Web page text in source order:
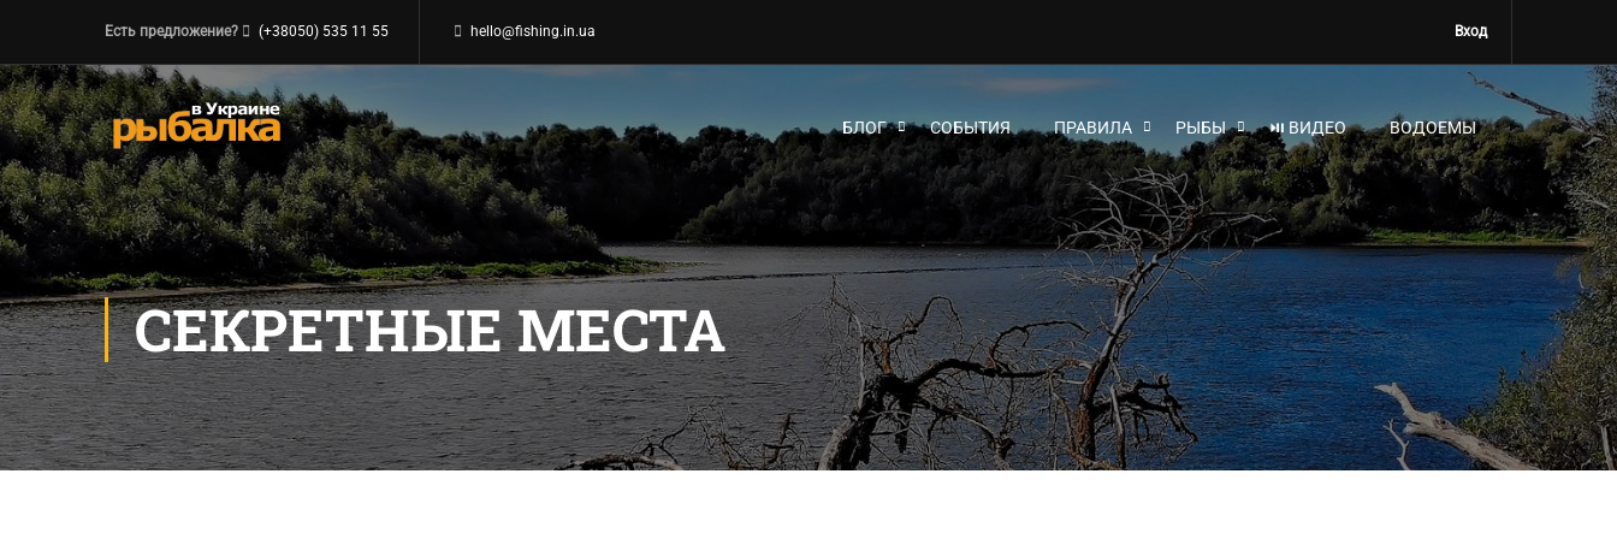
Есть предложение? (+38050) 535 11 55 hello@fishing.in.ua Вход
БЛОГ СОБЫТИЯ ПРАВИЛА РЫБЫ ⏯ ВИДЕО ВОДОЕМЫ
СЕКРЕТНЫЕ МЕСТА